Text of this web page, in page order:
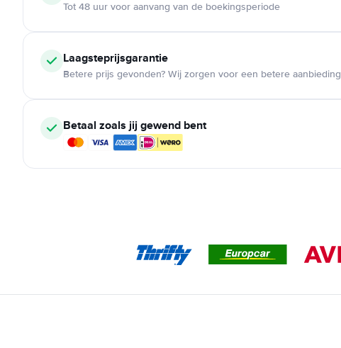
Tot 48 uur voor aanvang van de boekingsperiode
Laagsteprijsgarantie
Betere prijs gevonden? Wij zorgen voor een betere aanbieding
Betaal zoals jij gewend bent